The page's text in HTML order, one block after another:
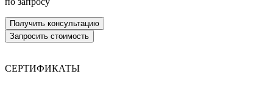
СЕРТИФИКАТЫ